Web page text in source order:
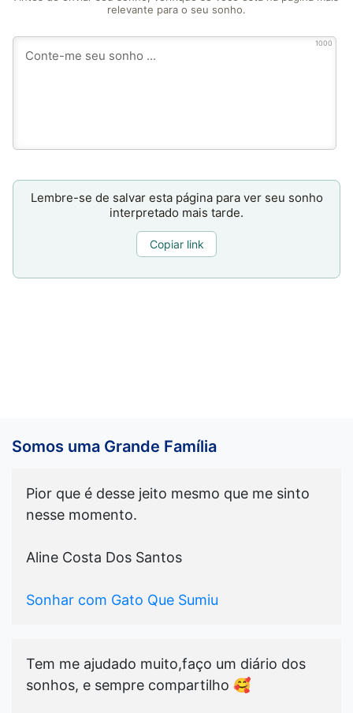
relevante para o seu sonho.
1000
Lembre-se de salvar esta página para ver seu sonho
interpretado mais tarde.
Copiar link
Somos uma Grande Família
Pior que é desse jeito mesmo que me sinto
nesse momento.
Aline Costa Dos Santos
Sonhar com Gato Que Sumiu
Tem me ajudado muito,faço um diário dos
sonhos, e sempre compartilho 🥰